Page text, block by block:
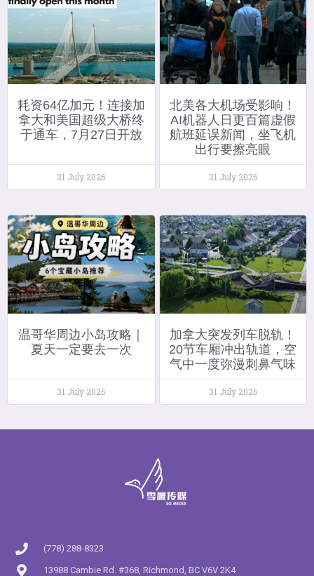
耗资64亿加元！连接加
拿大和美国超级大桥终
于通车，7月27日开放
31 July 2026
北美各大机场受影响！
AI机器人日更百篇虚假
航班延误新闻，坐飞机
出行要擦亮眼
31 July 2026
温哥华周边小岛攻略｜
夏天一定要去一次
31 July 2026
加拿大突发列车脱轨！
20节车厢冲出轨道，空
气中一度弥漫刺鼻气味
31 July 2026
(778) 288-8323
13988 Cambie Rd. #368, Richmond, BC V6V 2K4